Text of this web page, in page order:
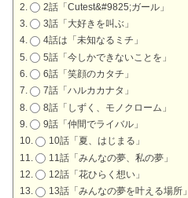
2話「Cutest&#9825;ガール」
3話「大好きを叫ぶ」
4話は「未知なるミチ」
5話「今しかできないことを」
6話「笑顔のカタチ」
7話「ハルカカナタ」
8話「しずく、モノクローム」
9話「仲間でライバル」
10話「夏、はじまる」
11話「みんなの夢、私の夢」
12話「花ひらく想い」
13話「みんなの夢を叶える場所」